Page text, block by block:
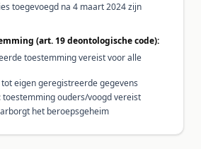
toegevoegd na 4 maart 2024 zijn
(art. 19 deontologische code):
toestemming vereist voor alle
eigen geregistreerde gegevens
ouders/voogd vereist
het beroepsgeheim